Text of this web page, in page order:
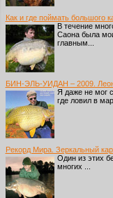
Как и где поймать большого
В течение
Саона была
главным...
БИН-ЭЛЬ-УИДАН – 2009. Леон
Я даже не мог
где ловил в
Рекорд Мира. Зеркальный
Один из этих
многих ...